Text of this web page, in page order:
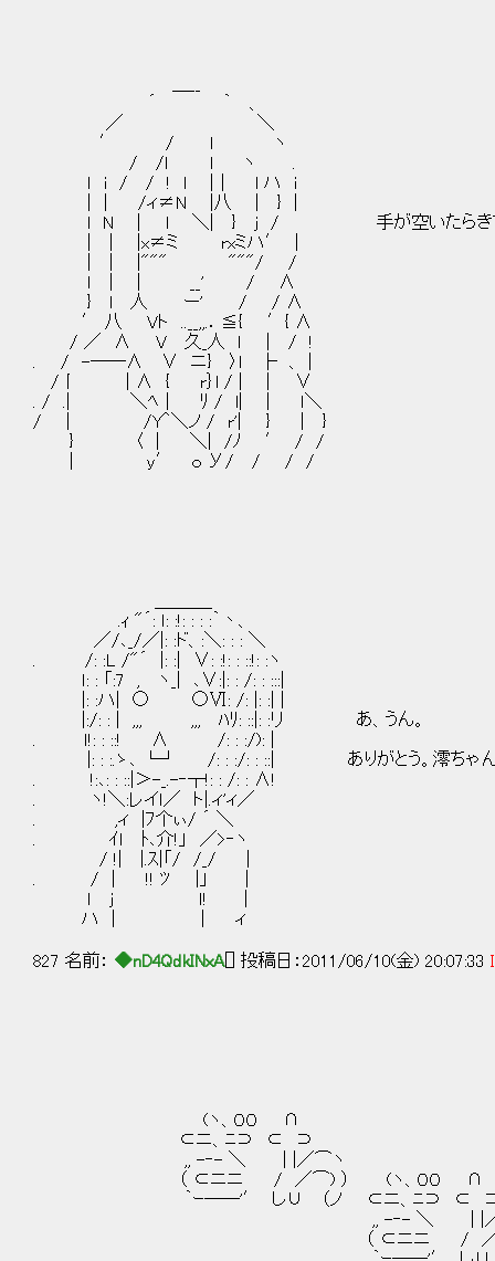
´ ｀ 、
／ ＼
′ / l ヽ
/ /l l ヽ .
ｌ i / / ! l |｜ l ハ i
| | /ィ≠N |八 | } |
l N | l ＼| } j / 手が空いたらきて
| | |x≠ミ rxミハ′ |
| | |""" """/ /
ｌ | | __' / ∧
} l 人 ー' / / ∧
′ 八 Vト ..__,,.．≦{ ′{ ∧
/ ／ ∧ V 久_人 ｌ | / !
. / -──∧ ∨ ニ} 〉l ├ 、｜
/丨 | ∧ { r｝l / | | ∨
. / .| ＼ﾍ｜ ﾘ / l| | ｌ＼
/ | /Y＾＼ノ / r'| } | }
} 〈 | ＼| /ﾉ ′ / /
| y′ ｏ У/ / / /
.ｨ "´: ｌ: :!: : : :｀丶、
／/､_/／|: :ド、:＼: : : ＼
. /: :L /"´ |: :| ∨: :!: : ::!: :ヽ
ｌ: : 「:7 , ヽ_| ､∨:|: : /: : :::|
|: :ハ| ○ ○Ⅵ: /: |: :| |
|:/: : | ,,, ,,, ﾊﾘ: ::|: :リ あ、うん。
. ｌ!: : ::! ∧ /: : :/): |
|: : :.ゝ､ └┘ /: : :/: : ::| ありがとう。澪ちゃん、
. !:､: : ::|＞-_.-‐┬!: : /: : ∧!
. ヽ!＼:レイｌ／ ト|.ィ'ィ／
. ,ィ |ﾌ个ぃ/ ´ ＼
. ｲｌ ﾄ､介!」 ／>‐ヽ
/ !| |.ｽ|「/ /_/ |
. / | !! ﾂ |」 ｜
ｌ ｊ ｌ! |
ハ | | ィ
827 名前： ◆nD4QdkINxA[] 投稿日：2011/06/10(金) 20:07:33
(ヽ、００ ∩
⊂ニ、ﾆ⊃ ⊂ ⊃
,, -‐- ＼ | |／⌒ヽ
（ ⊂ニニ / ／⌒) ） (ヽ、００ ∩
｀ｰ――'′ し∪ （ノ ⊂ニ、ﾆ⊃ ⊂
,, -‐- ＼ | |／⌒ヽ
（ ⊂ニニ / ／⌒)